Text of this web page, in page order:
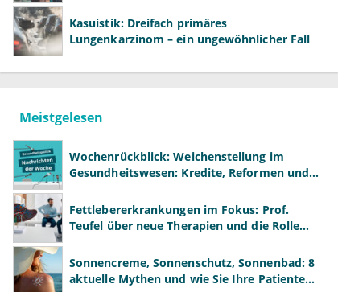
Kasuistik: Dreifach primäres
Lungenkarzinom – ein ungewöhnlicher Fall
Meistgelesen
Wochenrückblick: Weichenstellung im
Gesundheitswesen: Kredite, Reformen und
Fettlebererkrankungen im Fokus: Prof.
Teufel über neue Therapien und die Rolle
Sonnencreme, Sonnenschutz, Sonnenbad: 8
aktuelle Mythen und wie Sie Ihre Patienten